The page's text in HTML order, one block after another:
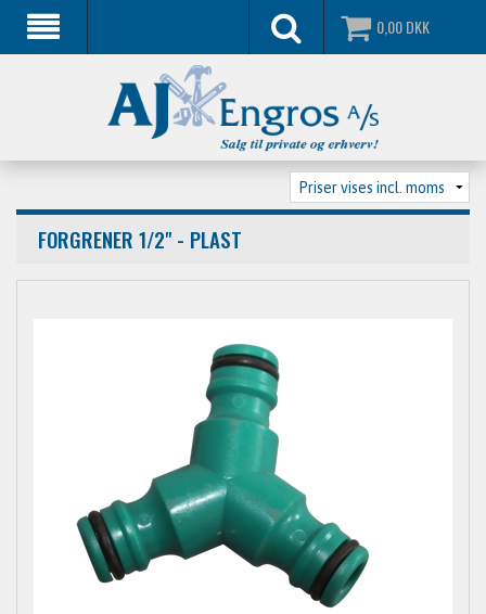
0,00DKK
FORGRENER 1/2" - PLAST